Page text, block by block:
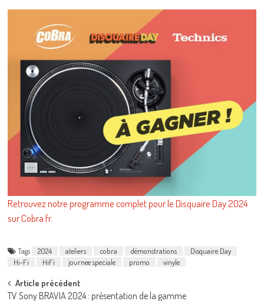
Retrouvez notre programme complet pour le Disquaire Day 2024
sur Cobra.fr.
Tags 2024 ateliers cobra démonstrations
Disquaire Day
Hi-Fi
HiFi journee speciale promo vinyle
Post
Article précédent
TV Sony BRAVIA 2024 : présentation de la gamme